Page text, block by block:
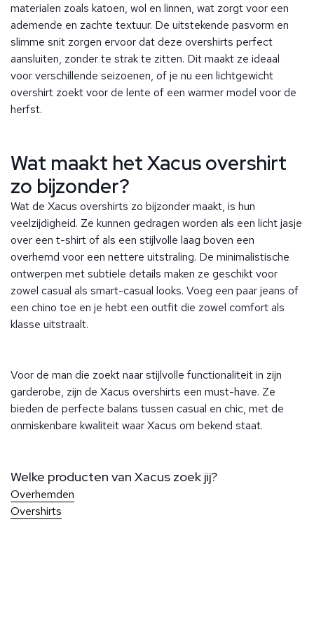
materialen zoals katoen, wol en linnen, wat zorgt voor een
ademende en zachte textuur. De uitstekende pasvorm en
slimme snit zorgen ervoor dat deze overshirts perfect
aansluiten, zonder te strak te zitten. Dit maakt ze ideaal
voor verschillende seizoenen, of je nu een lichtgewicht
overshirt zoekt voor de lente of een warmer model voor de
herfst.
Wat maakt het Xacus overshirt
zo bijzonder?
Wat de Xacus overshirts zo bijzonder maakt, is hun
veelzijdigheid. Ze kunnen gedragen worden als een licht jasje
over een t-shirt of als een stijlvolle laag boven een
overhemd voor een nettere uitstraling. De minimalistische
ontwerpen met subtiele details maken ze geschikt voor
zowel casual als smart-casual looks. Voeg een paar jeans of
een chino toe en je hebt een outfit die zowel comfort als
klasse uitstraalt.
Voor de man die zoekt naar stijlvolle functionaliteit in zijn
garderobe, zijn de Xacus overshirts een must-have. Ze
bieden de perfecte balans tussen casual en chic, met de
onmiskenbare kwaliteit waar Xacus om bekend staat.
Welke producten van Xacus zoek jij?
Overhemden
Overshirts